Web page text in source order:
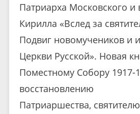
Патриарха Московского и
Кирилла «Вслед за
Подвиг новомучеников и
Церкви Русской». Новая
Поместному Собору 1917-
восстановлению
Патриаршества,